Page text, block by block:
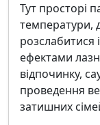
Тут просторі
температури,
розслабитися
ефектами
відпочинку,
проведення
затишних